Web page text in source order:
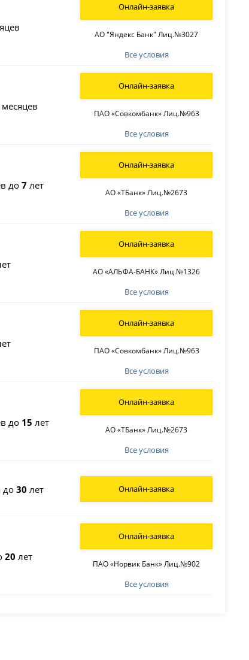
Все условия
АО "Яндекс Банк" Лиц.№3027
Онлайн-заявка
месяцев
Все условия
ПАО «Совкомбанк» Лиц.№963
Онлайн-заявка
до7 лет
Все условия
АО «ТБанк» Лиц.№2673
Онлайн-заявка
Все условия
АО «АЛЬФА-БАНК» Лиц.№1326
Онлайн-заявка
Все условия
ПАО «Совкомбанк» Лиц.№963
Онлайн-заявка
до 15 лет
Все условия
АО «ТБанк» Лиц.№2673
Онлайн-заявка
до30 лет Онлайн-заявка
20 лет
Все условия
ПАО «Норвик Банк» Лиц.№902
Онлайн-заявка